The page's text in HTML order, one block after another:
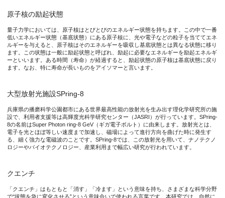
こうした原子核の優れた外界からの隔離性ゆえに、固体結晶に
研究の内容
本研究では、大型放射光施設SPring-8の高輝度X線を用い、ウ
これらの結果を踏まえ、図3に示す電子拡散・捕獲モデルを構築
図1. (a) トリウム229準位図（関係する基底状態及び励起状態
図2. (a) アイソマークエンチの寿命と温度の関係。(b) 生成アイ
原子核の励起状態
量子力学においては、原子核はとびとびのエネルギー状態を持ちます。この中で一番
低いエネルギー状態（基底状態）にある原子核に、光や電子などの粒子を当ててエネ
ルギーを与えると、原子核はそのエネルギーを吸収し基底状態とは異なる状態に移り
ます。この状態は一般に励起状態と呼ばれ、励起に必要なエネルギーを励起エネルギ
ーといいます。ある時間（寿命）が経過すると、励起状態の原子核は基底状態に戻り
ます。なお、特に寿命が長いものをアイソマーと言います。
大型放射光施設SPring-8
兵庫県の播磨科学公園都市にある世界最高性能の放射光を生み出す理化学研究所の施
設で、利用者支援等は高輝度光科学研究センター（JASRI）が行っています。SPring-
8の名前はSuper Photon ring-8 GeV（ギガ電子ボルト）に由来します。放射光とは、
電子を光とほぼ等しい速度まで加速し、磁場によって進行方向を曲げた時に発生す
る、細く強力な電磁波のことです。SPring-8では、この放射光を用いて、ナノテクノ
ロジーやバイオテクノロジー、産業利用まで幅広い研究が行われています。
クエンチ
「クエンチ」はもともと「消す」「冷ます」という意味を持ち、さまざまな科学分野
で“状態を急に変化させる”という意味合いで使われる言葉です。本研究では、自然に